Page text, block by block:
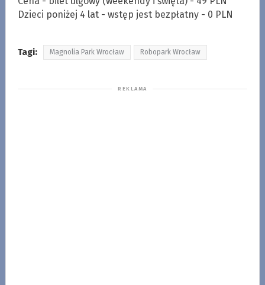
Dzieci poniżej 4 lat - wstęp jest bezpłatny - 0 PLN
Tagi: Magnolia Park Wrocław Robopark Wrocław